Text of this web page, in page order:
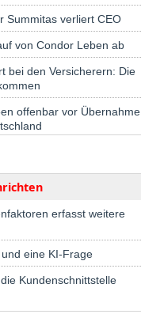
Summitas verliert CEO
von Condor Leben ab
bei den Versicherern: Die
offenbar vor Übernahme
erfasst weitere
eine KI-Frage
Kundenschnittstelle